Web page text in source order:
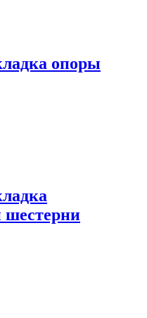
опоры
шестерни